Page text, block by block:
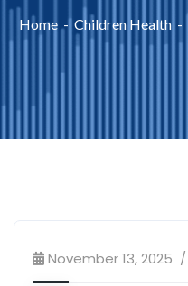
Home Children Health
November 13, 2025